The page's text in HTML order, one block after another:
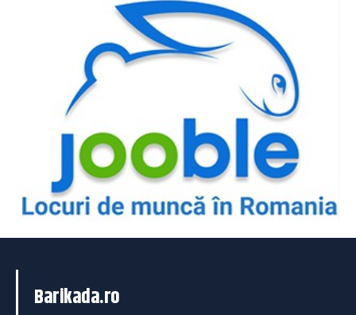
Barikada.ro